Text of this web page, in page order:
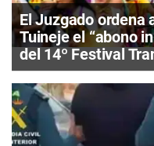
El Juzgado ordena
Tuineje el “abono
del 14º Festival